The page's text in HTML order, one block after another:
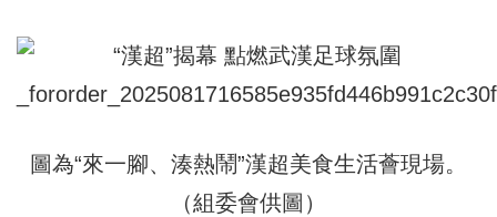
圖為“來一腳、湊熱鬧”漢超美食生活薈現場。
（組委會供圖）